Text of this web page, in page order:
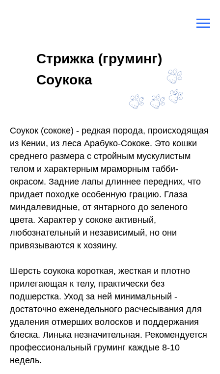
Стрижка (груминг)
Соукока
Соукок (сококе) - редкая порода, происходящая
из Кении, из леса Арабуко-Сококе. Это кошки
среднего размера с стройным мускулистым
телом и характерным мраморным табби-
окрасом. Задние лапы длиннее передних, что
придает походке особенную грацию. Глаза
миндалевидные, от янтарного до зеленого
цвета. Характер у сококе активный,
любознательный и независимый, но они
привязываются к хозяину.
Шерсть соукока короткая, жесткая и плотно
прилегающая к телу, практически без
подшерстка. Уход за ней минимальный -
достаточно еженедельного расчесывания для
удаления отмерших волосков и поддержания
блеска. Линька незначительная. Рекомендуется
профессиональный груминг каждые 8-10
недель.